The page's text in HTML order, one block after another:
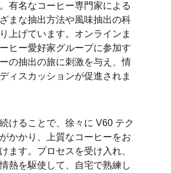
有名なコーヒー専門家による
まな抽出方法や風味抽出の科
上げています。オンラインま
ヒー愛好家グループに参加す
の抽出の旅に刺激を与え、情
ィスカッションが促進されま
けることで、徐々に V60 テク
かかり、上質なコーヒーをお
ます。プロセスを受け入れ、
熱を駆使して、自宅で熟練し